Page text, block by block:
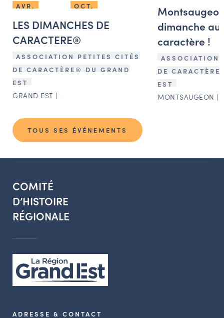
AVR. OCT.
LES DIMANCHES DE
CARACTERE®
ASSOCIATION PETITES CITÉS
DE CARACTÈRE® DU GRAND
EST
GRAND EST |
dimanche au
caractère !
ASSOCIATION
DE
EST
MONTSAUGEON |
TOUS SES ÉVÉNEMENTS
COMITÉ
D’HISTOIRE
RÉGIONALE
ADRESSE & CONTACT